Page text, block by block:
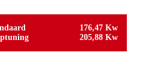
176,47 Kw
205,88 Kw